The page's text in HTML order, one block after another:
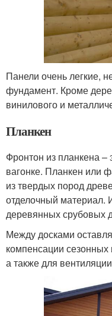
Панели очень легкие,
фундамент. Кроме
винилового и
Планкен
Фронтон из планкена –
вагонке. Планкен или
из твердых пород
отделочный материал.
деревянных срубовых
Между досками
компенсации
а также для